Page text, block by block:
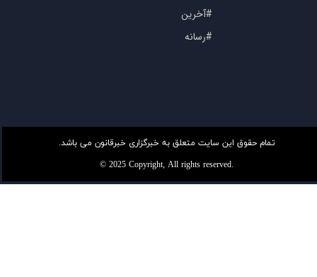
#آخرین
#رسانه
تمام حقوق این سایت متعلق به خبرگزاری خبرقانون می باشد.
© 2025 Copyright, All rights reserved.